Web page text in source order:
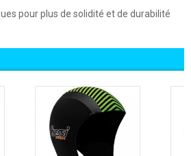
pour plus de solidité et de durabilité